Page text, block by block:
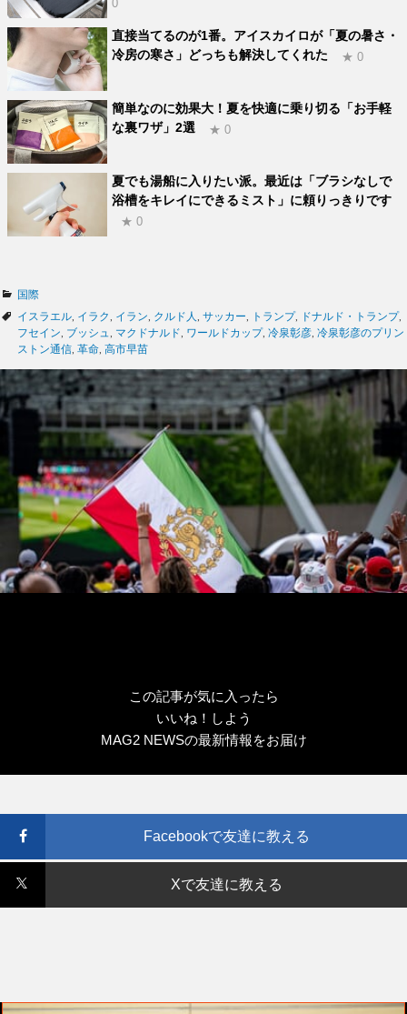
0
直接当てるのが1番。アイスカイロが「夏の暑さ・
冷房の寒さ」どっちも解決してくれた
★ 0
簡単なのに効果大！夏を快適に乗り切る「お手軽
な裏ワザ」2選
★ 0
夏でも湯船に入りたい派。最近は「ブラシなしで
浴槽をキレイにできるミスト」に頼りっきりです
★ 0
カ
テ
ゴ
リ
国際
タ
グ
イスラエル イラク イラン クルド人 サッカー トランプ, ドナルド・トランプ,
フセイン
ブッシュ マクドナルド ワールドカップ, 冷泉彰彦 冷泉彰彦のプリン
ストン通信 革命 高市早苗
この記事が気に入ったら
いいね！しよう
MAG2 NEWSの最新情報をお届け
Facebookで友達に教える
Xで友達に教える